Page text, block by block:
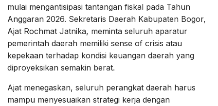
mulai mengantisipasi tantangan fiskal pada Tahun
Anggaran 2026. Sekretaris Daerah Kabupaten Bogor,
Ajat Rochmat Jatnika, meminta seluruh aparatur
pemerintah daerah memiliki sense of crisis atau
kepekaan terhadap kondisi keuangan daerah yang
diproyeksikan semakin berat.
Ajat menegaskan, seluruh perangkat daerah harus
mampu menyesuaikan strategi kerja dengan